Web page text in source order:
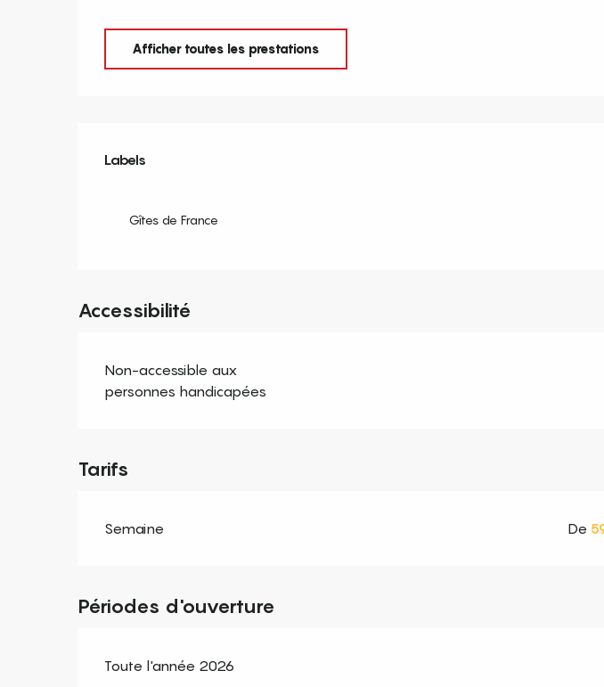
Afficher toutes les prestations
Offres de prestations
Labels
Labels
Gîtes de France
Accessibilité
Non-accessible aux
personnes handicapées
Tarifs
Semaine De
Périodes d'ouverture
Toute l'année 2026